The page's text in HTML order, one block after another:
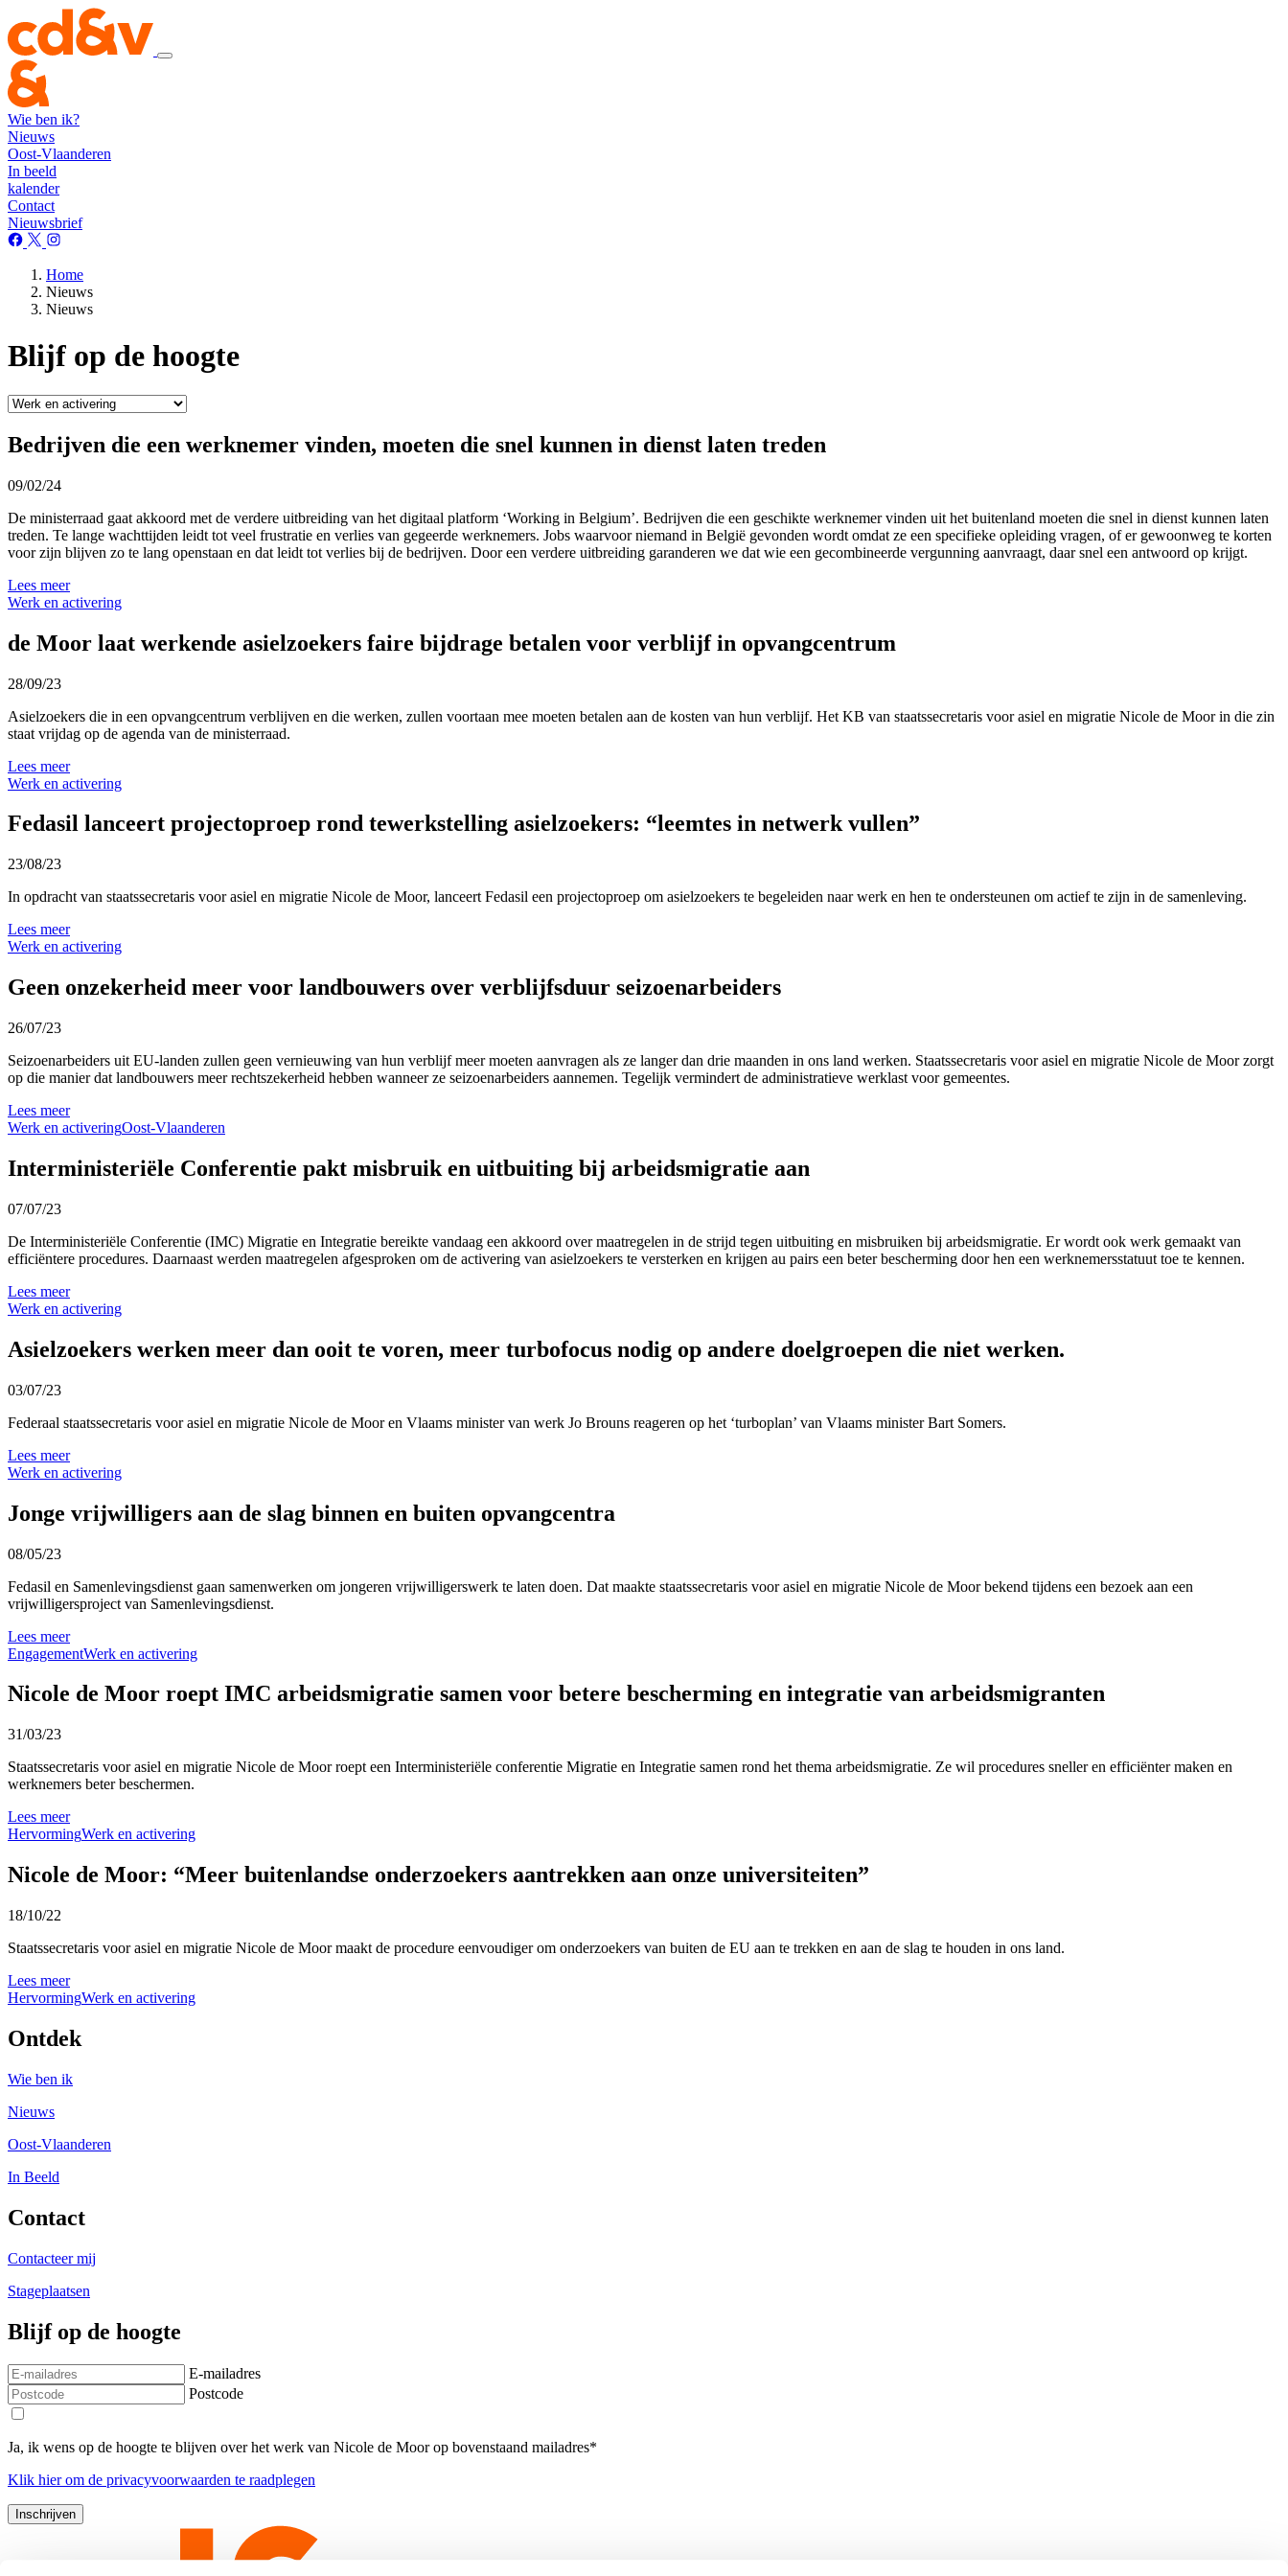
Wie ben ik?
Nieuws
Oost-Vlaanderen
In beeld
kalender
Contact
Nieuwsbrief
Home
Nieuws
Nieuws
Blijf op de hoogte
Bedrijven die een werknemer vinden, moeten die snel kunnen in dienst laten treden
09/02/24
De ministerraad gaat akkoord met de verdere uitbreiding van het digitaal platform ‘Working in Belgium’. Bedrijven die een geschikte werknemer vinden uit het buitenland moeten die snel in dienst kunnen laten
treden. Te lange wachttijden leidt tot veel frustratie en verlies van gegeerde werknemers. Jobs waarvoor niemand in België gevonden wordt omdat ze een specifieke opleiding vragen, of er gewoonweg te korten
voor zijn blijven zo te lang openstaan en dat leidt tot verlies bij de bedrijven. Door een verdere uitbreiding garanderen we dat wie een gecombineerde vergunning aanvraagt, daar snel een antwoord op krijgt.
Lees meer
Werk en activering
de Moor laat werkende asielzoekers faire bijdrage betalen voor verblijf in opvangcentrum
28/09/23
Asielzoekers die in een opvangcentrum verblijven en die werken, zullen voortaan mee moeten betalen aan de kosten van hun verblijf. Het KB van staatssecretaris voor asiel en migratie Nicole de Moor in die zin
staat vrijdag op de agenda van de ministerraad.
Lees meer
Werk en activering
Fedasil lanceert projectoproep rond tewerkstelling asielzoekers: “leemtes in netwerk vullen”
23/08/23
In opdracht van staatssecretaris voor asiel en migratie Nicole de Moor, lanceert Fedasil een projectoproep om asielzoekers te begeleiden naar werk en hen te ondersteunen om actief te zijn in de samenleving.
Lees meer
Werk en activering
Geen onzekerheid meer voor landbouwers over verblijfsduur seizoenarbeiders
26/07/23
Seizoenarbeiders uit EU-landen zullen geen vernieuwing van hun verblijf meer moeten aanvragen als ze langer dan drie maanden in ons land werken. Staatssecretaris voor asiel en migratie Nicole de Moor zorgt
op die manier dat landbouwers meer rechtszekerheid hebben wanneer ze seizoenarbeiders aannemen. Tegelijk vermindert de administratieve werklast voor gemeentes.
Lees meer
Werk en activeringOost-Vlaanderen
Interministeriële Conferentie pakt misbruik en uitbuiting bij arbeidsmigratie aan
07/07/23
De Interministeriële Conferentie (IMC) Migratie en Integratie bereikte vandaag een akkoord over maatregelen in de strijd tegen uitbuiting en misbruiken bij arbeidsmigratie. Er wordt ook werk gemaakt van
efficiëntere procedures. Daarnaast werden maatregelen afgesproken om de activering van asielzoekers te versterken en krijgen au pairs een beter bescherming door hen een werknemersstatuut toe te kennen.
Lees meer
Werk en activering
Asielzoekers werken meer dan ooit te voren, meer turbofocus nodig op andere doelgroepen die niet werken.
03/07/23
Federaal staatssecretaris voor asiel en migratie Nicole de Moor en Vlaams minister van werk Jo Brouns reageren op het ‘turboplan’ van Vlaams minister Bart Somers.
Lees meer
Werk en activering
Jonge vrijwilligers aan de slag binnen en buiten opvangcentra
08/05/23
Fedasil en Samenlevingsdienst gaan samenwerken om jongeren vrijwilligerswerk te laten doen. Dat maakte staatssecretaris voor asiel en migratie Nicole de Moor bekend tijdens een bezoek aan een
vrijwilligersproject van Samenlevingsdienst.
Lees meer
EngagementWerk en activering
Nicole de Moor roept IMC arbeidsmigratie samen voor betere bescherming en integratie van arbeidsmigranten
31/03/23
Staatssecretaris voor asiel en migratie Nicole de Moor roept een Interministeriële conferentie Migratie en Integratie samen rond het thema arbeidsmigratie. Ze wil procedures sneller en efficiënter maken en
werknemers beter beschermen.
Lees meer
HervormingWerk en activering
Nicole de Moor: “Meer buitenlandse onderzoekers aantrekken aan onze universiteiten”
18/10/22
Staatssecretaris voor asiel en migratie Nicole de Moor maakt de procedure eenvoudiger om onderzoekers van buiten de EU aan te trekken en aan de slag te houden in ons land.
Lees meer
HervormingWerk en activering
Ontdek
Wie ben ik
Nieuws
Oost-Vlaanderen
In Beeld
Contact
Contacteer mij
Stageplaatsen
Blijf op de hoogte
E-mailadres
Postcode
Ja, ik wens op de hoogte te blijven over het werk van Nicole de Moor op bovenstaand mailadres*
Klik hierom de privacyvoorwaarden te raadplegen